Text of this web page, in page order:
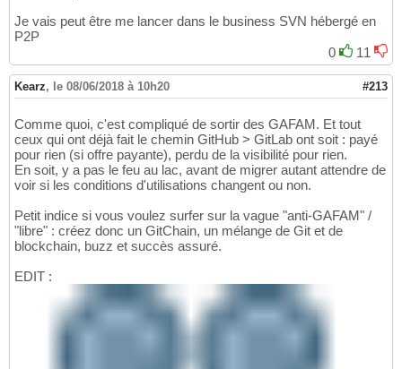
Je vais peut être me lancer dans le business SVN hébergé en
P2P
0
11
Kearz, le 08/06/2018 à 10h20 #213
Comme quoi, c'est compliqué de sortir des GAFAM. Et tout
ceux qui ont déjà fait le chemin GitHub > GitLab ont soit : payé
pour rien (si offre payante), perdu de la visibilité pour rien.
En soit, y a pas le feu au lac, avant de migrer autant attendre de
voir si les conditions d'utilisations changent ou non.
Petit indice si vous voulez surfer sur la vague "anti-GAFAM" /
"libre" : créez donc un GitChain, un mélange de Git et de
blockchain, buzz et succès assuré.
EDIT :